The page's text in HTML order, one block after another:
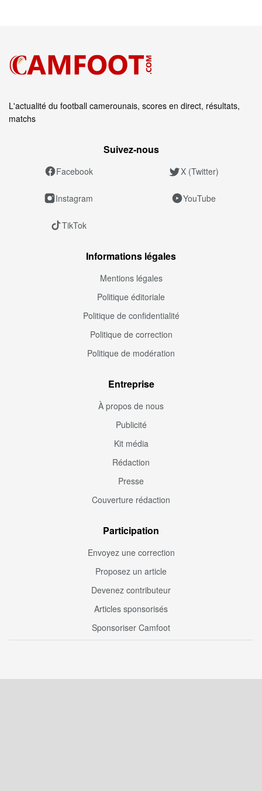
L'actualité du football camerounais, scores en direct, résultats,
matchs
Suivez‑nous
Facebook X (Twitter)
Instagram YouTube
TikTok
Informations légales
Mentions légales
Politique éditoriale
Politique de confidentialité
Politique de correction
Politique de modération
Entreprise
À propos de nous
Publicité
Kit média
Rédaction
Presse
Couverture rédaction
Participation
Envoyez une correction
Proposez un article
Devenez contributeur
Articles sponsorisés
Sponsoriser Camfoot